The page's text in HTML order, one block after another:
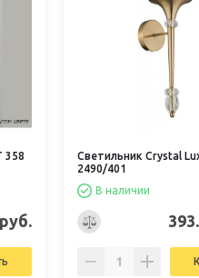
358
Светильник Crystal Lux
2490/401
В наличии